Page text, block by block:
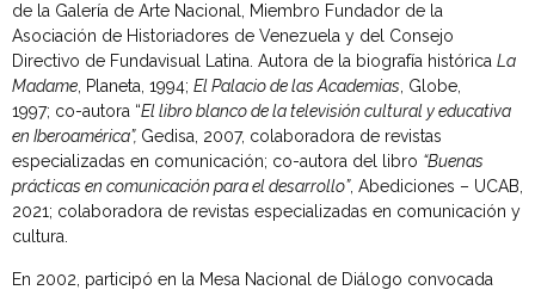
de la Galería de Arte Nacional, Miembro Fundador de la
Asociación de Historiadores de Venezuela y del Consejo
Directivo de Fundavisual Latina. Autora de la biografía histórica La
Madame , Planeta, 1994; El Palacio de las Academias , Globe,
1997; co-autora “El libro blanco de la televisión cultural y educativa
en Iberoamérica”, Gedisa, 2007, colaboradora de revistas
especializadas en comunicación; co-autora del libro “Buenas
prácticas en comunicación para el desarrollo”, Abediciones – UCAB,
2021; colaboradora de revistas especializadas en comunicación y
cultura.
En 2002, participó en la Mesa Nacional de Diálogo convocada